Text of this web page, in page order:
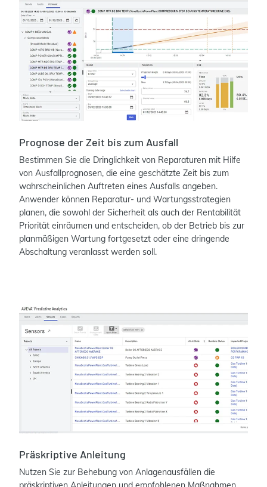
Prognose der Zeit bis zum Ausfall
Bestimmen Sie die Dringlichkeit von Reparaturen mit Hilfe
von Ausfallprognosen, die eine geschätzte Zeit bis zum
wahrscheinlichen Auftreten eines Ausfalls angeben.
Anwender können Reparatur- und Wartungsstrategien
planen, die sowohl der Sicherheit als auch der Rentabilität
Priorität einräumen und entscheiden, ob der Betrieb bis zur
planmäßigen Wartung fortgesetzt oder eine dringende
Abschaltung veranlasst werden soll.
Präskriptive Anleitung
Nutzen Sie zur Behebung von Anlagenausfällen die